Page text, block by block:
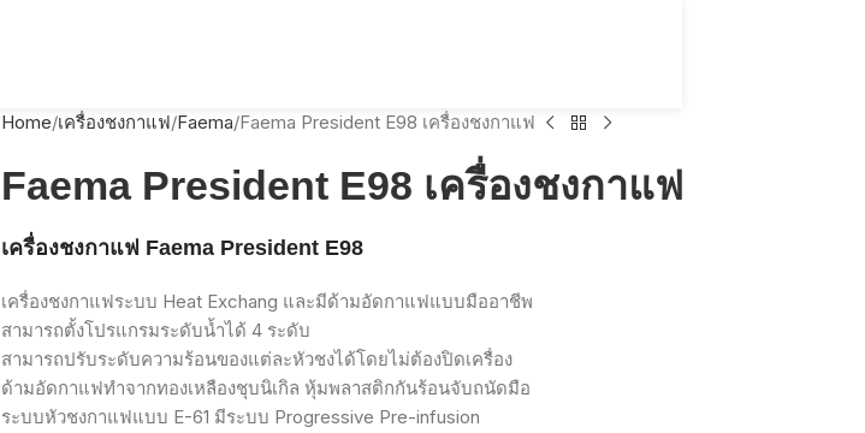
Home เครื่องชงกาแฟ Faema Faema President E98 เครื่องชงกาแฟ
Faema President E98 เครื่องชงกาแฟ
เครื่องชงกาแฟ Faema President E98
เครื่องชงกาแฟระบบ Heat Exchang และมีด้ามอัดกาแฟแบบมืออาชีพ
สามารถตั้งโปรแกรมระดับน้ำได้ 4 ระดับ
สามารถปรับระดับความร้อนของแต่ละหัวชงได้โดยไม่ต้องปิดเครื่อง
ด้ามอัดกาแฟทำจากทองเหลืองชุบนิเกิล หุ้มพลาสติกกันร้อนจับถนัดมือ
ระบบหัวชงกาแฟแบบ E-61 มีระบบ Progressive Pre-infusion